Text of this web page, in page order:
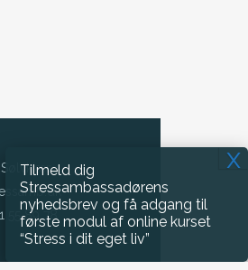
Sølvkjær
55 89 78
Tilmeld dig
Stressambassadørens
nyhedsbrev og få adgang til
første modul af online kurset
“Stress i dit eget liv”